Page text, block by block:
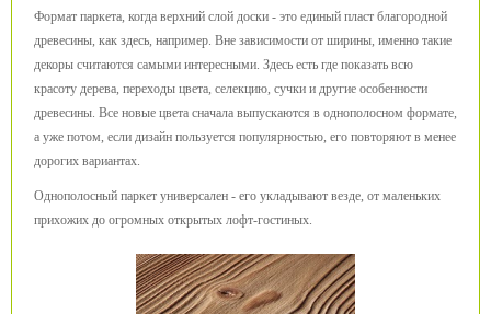
Формат паркета, когда верхний слой доски - это единый пласт благородной
древесины, как здесь, например. Вне зависимости от ширины, именно такие
декоры считаются самыми интересными. Здесь есть где показать всю
красоту дерева, переходы цвета, селекцию, сучки и другие особенности
древесины. Все новые цвета сначала выпускаются в однополосном формате,
а уже потом, если дизайн пользуется популярностью, его повторяют в менее
дорогих вариантах.
Однополосный паркет универсален - его укладывают везде, от маленьких
прихожих до огромных открытых лофт-гостиных.